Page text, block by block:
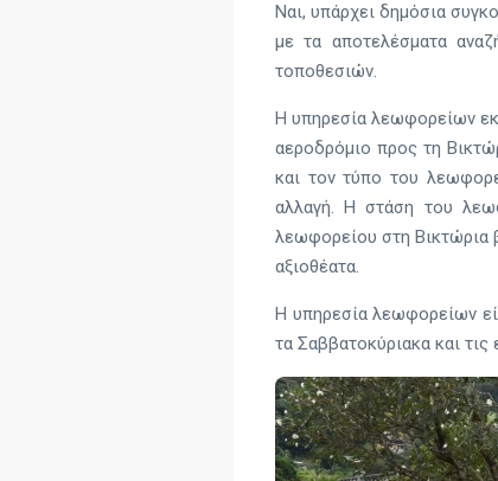
Ναι, υπάρχει δημόσια
με τα αποτελέσματα
τοποθεσιών.
Η υπηρεσία λεωφορείων
αεροδρόμιο προς τη
και τον τύπο του
αλλαγή. Η στάση του
λεωφορείου στη Βικτώρια
αξιοθέατα.
Η υπηρεσία λεωφορείων
τα Σαββατοκύριακα και τις